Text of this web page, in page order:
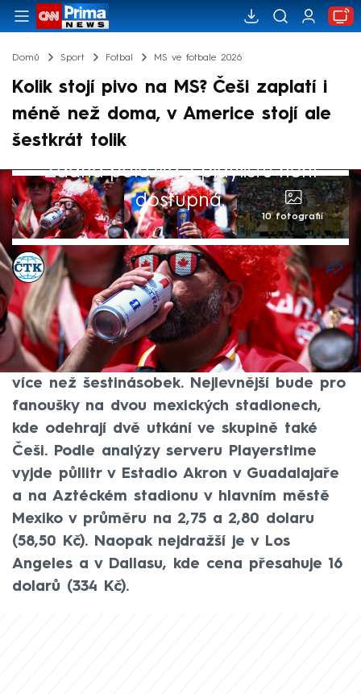
Domů Sport Fotbal MS ve fotbale 2026
Kolik stojí pivo na MS? Češi zaplatí i
méně než doma, v Americe stojí ale
šestkrát tolik
Žádná položka z playlistu není
dostupná.
10 fotografií
ČTK
13. čvn 2026, 09:42
Rozdíl mezi cenami piva na letošním
mistrovství světa ve fotbale mezi
nejlevnějšími a nejdražšími stadiony činí
více než šestinásobek. Nejlevnější bude pro
fanoušky na dvou mexických stadionech,
kde odehrají dvě utkání ve skupině také
Češi. Podle analýzy serveru Playerstime
vyjde půllitr v Estadio Akron v Guadalajaře
a na Aztéckém stadionu v hlavním městě
Mexiko v průměru na 2,75 a 2,80 dolaru
(58,50 Kč). Naopak nejdražší je v Los
Angeles a v Dallasu, kde cena přesahuje 16
dolarů (334 Kč).